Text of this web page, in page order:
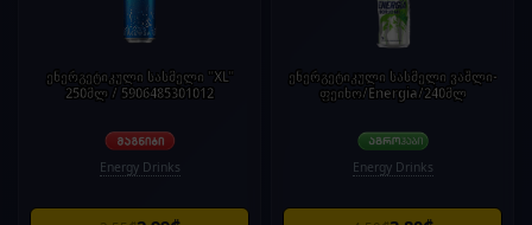
ენერგეტიკული სასმელი "XL"
250მლ / 5906485301012
Energy Drinks
ენერგეტიკული სასმელი ვაშლი-
ფეიხო/Energia/240მლ
Energy Drinks